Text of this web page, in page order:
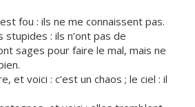
fou : ils ne me connaissent pas.
: ils n’ont pas de
sages pour faire le mal, mais ne
et voici : c’est un chaos ; le ciel : il